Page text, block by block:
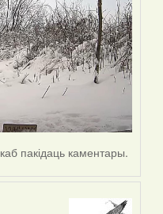
каб пакідаць каментары.